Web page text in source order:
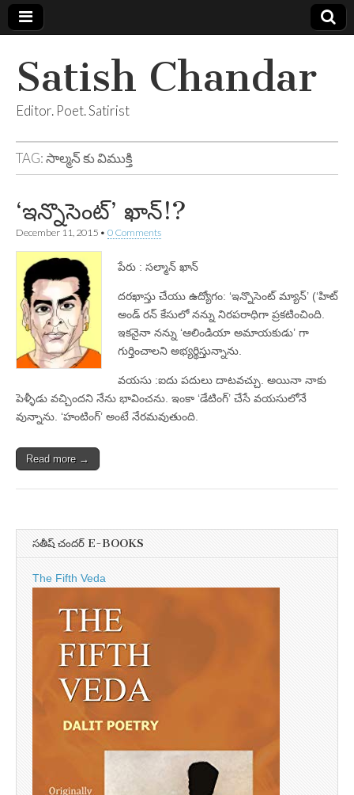
Satish Chandar
Editor. Poet. Satirist
TAG:సాల్మన్ కు విముక్తి
‘ఇన్నొసెంట్‌’ ఖాన్‌!?
December 11, 2015 • 0 Comments
పేరు : సల్మాన్‌ ఖాన్‌
దరఖాస్తు చేయు ఉద్యోగం: ‘ఇన్నొసెంట్‌ మ్యాన్‌’ (‘హిట్‌
అండ్‌ రన్‌ కేసులో నన్ను నిరపరాధిగా ప్రకటించింది.
ఇకనైనా నన్ను ‘ఆలిండియా అమాయకుడు’ గా
గుర్తించాలని అభ్యర్థిస్తున్నాను.
వయసు :ఐదు పదులు దాటవచ్చు. అయినా నాకు
పెళ్ళీడు వచ్చిందని నేను భావించను. ఇంకా ‘డేటింగ్‌’ చేసే వయసులోనే
వున్నాను. ‘హంటింగ్‌’ అంటే నేరమవుతుంది.
Read more →
సతీష్ చందర్ E-BOOKS
The Fifth Veda